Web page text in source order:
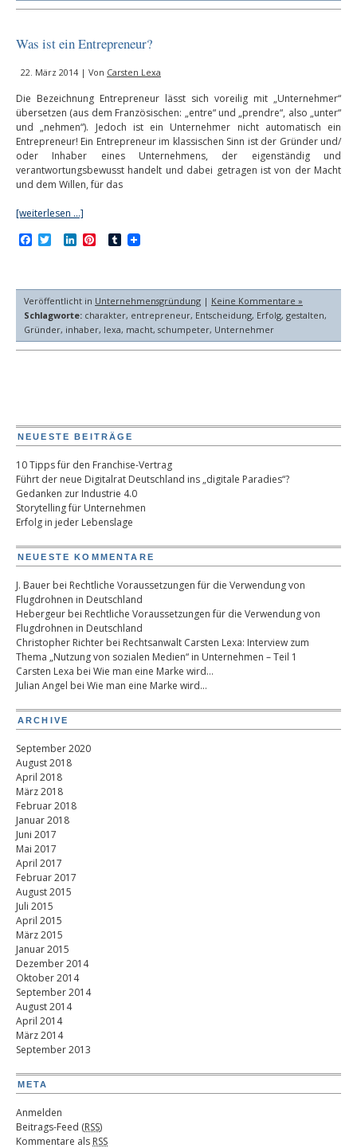
Was ist ein Entrepreneur?
22. März 2014 | Von Carsten Lexa
Die Bezeichnung Entrepreneur lässt sich voreilig mit „Unternehmer“
übersetzen (aus dem Französischen: „entre“ und „prendre“, also „unter“
und „nehmen“). Jedoch ist ein Unternehmer nicht automatisch ein
Entrepreneur! Ein Entrepreneur im klassischen Sinn ist der Gründer und/
oder Inhaber eines Unternehmens, der eigenständig und
verantwortungsbewusst handelt und dabei getragen ist von der Macht
und dem Willen, für das
[weiterlesen …]
Facebook
TwitterLinkedIn
PinterestTumblr
Veröffentlicht in Unternehmensgründung | Keine Kommentare »
Schlagworte: charakter, entrepreneur, Entscheidung, Erfolg, gestalten,
Gründer, inhaber, lexa, macht, schumpeter, Unternehmer
NEUESTE BEITRÄGE
10 Tipps für den Franchise-Vertrag
Führt der neue Digitalrat Deutschland ins „digitale Paradies“?
Gedanken zur Industrie 4.0
Storytelling für Unternehmen
Erfolg in jeder Lebenslage
NEUESTE KOMMENTARE
J. Bauer bei Rechtliche Voraussetzungen für die Verwendung von
Flugdrohnen in Deutschland
Hebergeur bei Rechtliche Voraussetzungen für die Verwendung von
Flugdrohnen in Deutschland
Christopher Richter bei Rechtsanwalt Carsten Lexa: Interview zum
Thema „Nutzung von sozialen Medien“ in Unternehmen – Teil 1
Carsten Lexa bei Wie man eine Marke wird…
Julian Angel bei Wie man eine Marke wird…
ARCHIVE
September 2020
August 2018
April 2018
März 2018
Februar 2018
Januar 2018
Juni 2017
Mai 2017
April 2017
Februar 2017
August 2015
Juli 2015
April 2015
März 2015
Januar 2015
Dezember 2014
Oktober 2014
September 2014
August 2014
April 2014
März 2014
September 2013
META
Anmelden
Beitrags-Feed (RSS)
Kommentare als RSS